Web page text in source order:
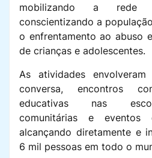
mobilizando a
conscientizando a
o enfrentamento ao abuso
de crianças e adolescentes.
As atividades
conversa, encontros
educativas nas
comunitárias e eventos
alcançando diretamente e
6 mil pessoas em todo o